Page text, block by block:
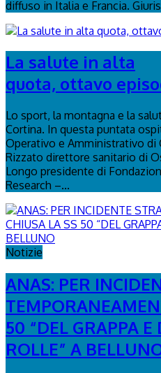
diffuso in Italia e Francia.
La salute in alta
quota, ottavo
Lo sport, la montagna e la
Cortina. In questa puntata
Operativo e Amministrativo di
Rizzato direttore sanitario di
Longo presidente di
Research –...
Notizie
ANAS: PER
50 “DEL GRAPPA E
ROLLE” A